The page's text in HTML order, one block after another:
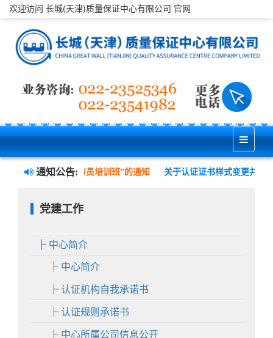
欢迎访问 长城(天津)质量保证中心有限公司 官网
通知公告:
安全管理三体系内审员培训班”的通知 关于认证证书样式变更并实
党建工作
中心简介
中心简介
认证机构自我承诺书
认证规则承诺书
中心所属公司信息公开